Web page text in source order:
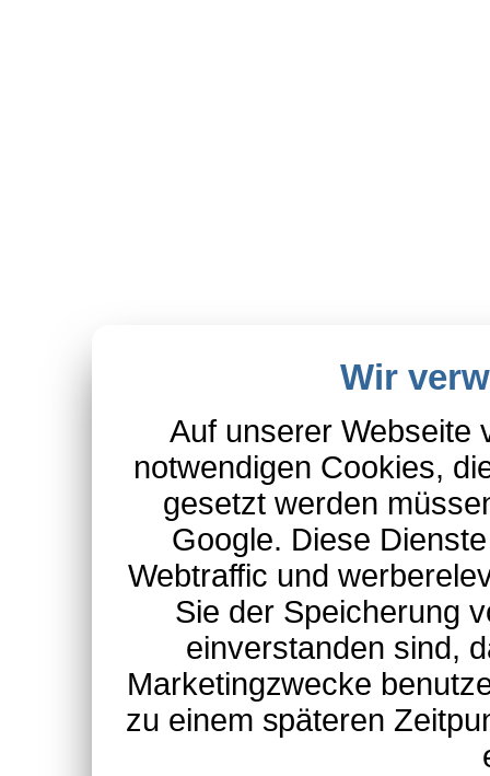
Wir
Auf unserer Webseite
notwendigen Cookies,
gesetzt werden
Google. Diese
Webtraffic und
Sie der Speicherung
einverstanden sind,
Marketingzwecke
zu einem späteren